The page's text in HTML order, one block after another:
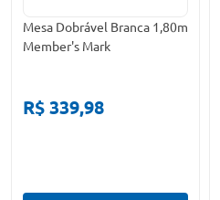
Mesa Dobrável Branca 1,80m
Member's Mark
R$ 339,98